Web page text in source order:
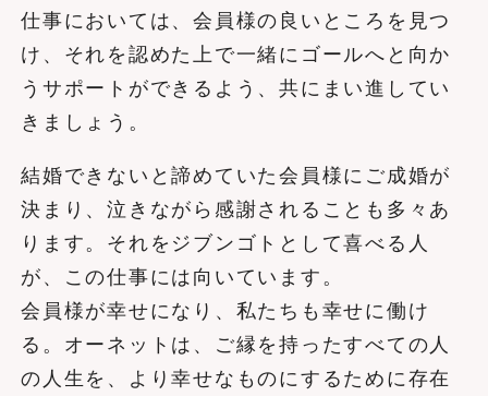
仕事においては、会員様の良いところを見つ
け、それを認めた上で一緒にゴールへと向か
うサポートができるよう、共にまい進してい
きましょう。
結婚できないと諦めていた会員様にご成婚が
決まり、泣きながら感謝されることも多々あ
ります。それをジブンゴトとして喜べる人
が、この仕事には向いています。
会員様が幸せになり、私たちも幸せに働け
る。オーネットは、ご縁を持ったすべての人
の人生を、より幸せなものにするために存在